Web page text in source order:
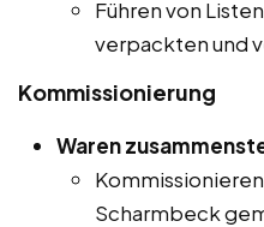
Führen von
verpackten und
Kommissionierung
Waren
Scharmbeck